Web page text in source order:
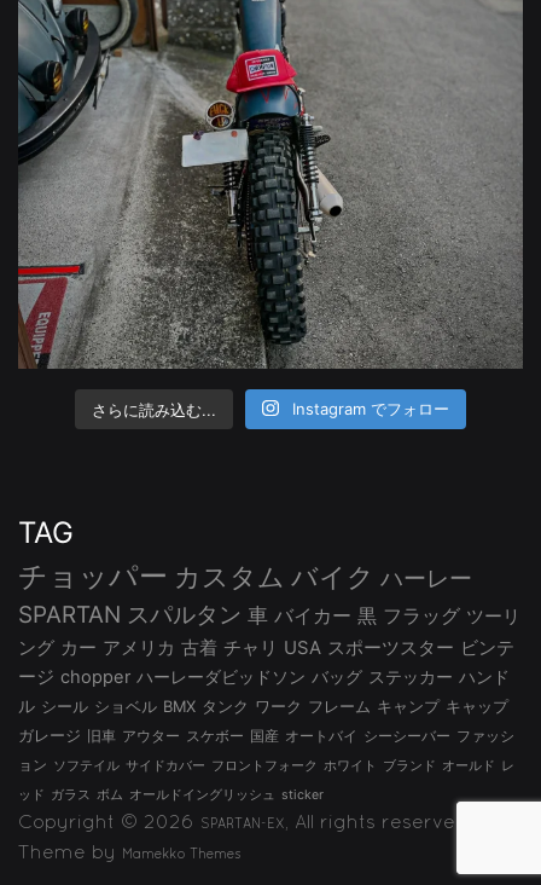
さらに読み込む... Instagram でフォロー
TAG
チョッパー カスタム バイク ハーレー
SPARTAN スパルタン 車 バイカー 黒 フラッグ ツーリ
ング カー アメリカ 古着 チャリ USA スポーツスター ビンテ
ージ chopper ハーレーダビッドソン バッグ ステッカー ハンド
ル シール ショベル BMX タンク ワーク フレーム キャンプ キャップ
ガレージ 旧車 アウター スケボー 国産 オートバイ シーシーバー ファッシ
ョン ソフテイル サイドカバー フロントフォーク ホワイト ブランド オールド レ
ッド ガラス ボム オールドイングリッシュ sticker
Copyright © 2026 SPARTAN-EX
, All rights reserved.
Theme by
Mamekko Themes